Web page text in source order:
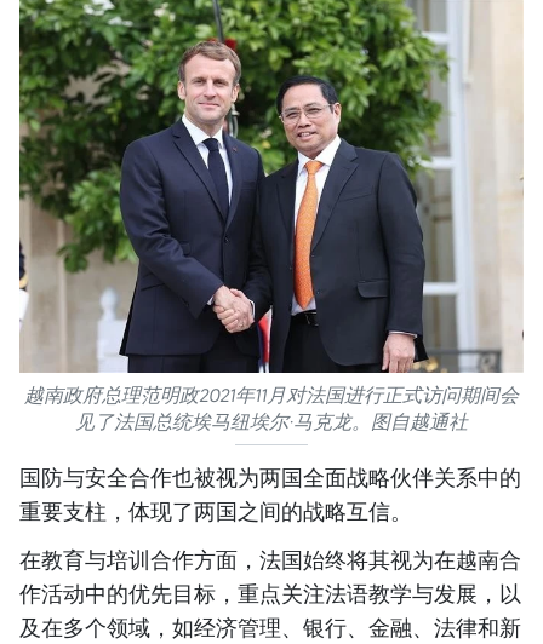
越南政府总理范明政2021年11月对法国进行正式访问期间会
见了法国总统埃马纽埃尔·马克龙。图自越通社
国防与安全合作也被视为两国全面战略伙伴关系中的
重要支柱，体现了两国之间的战略互信。
在教育与培训合作方面，法国始终将其视为在越南合
作活动中的优先目标，重点关注法语教学与发展，以
及在多个领域，如经济管理、银行、金融、法律和新